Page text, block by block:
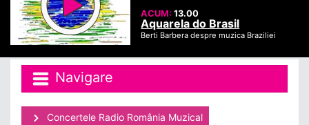
ACUM:13.00
Aquarela do Brasil
Berti Barbera despre muzica Braziliei
Navigare
Concertele Radio România Muzical